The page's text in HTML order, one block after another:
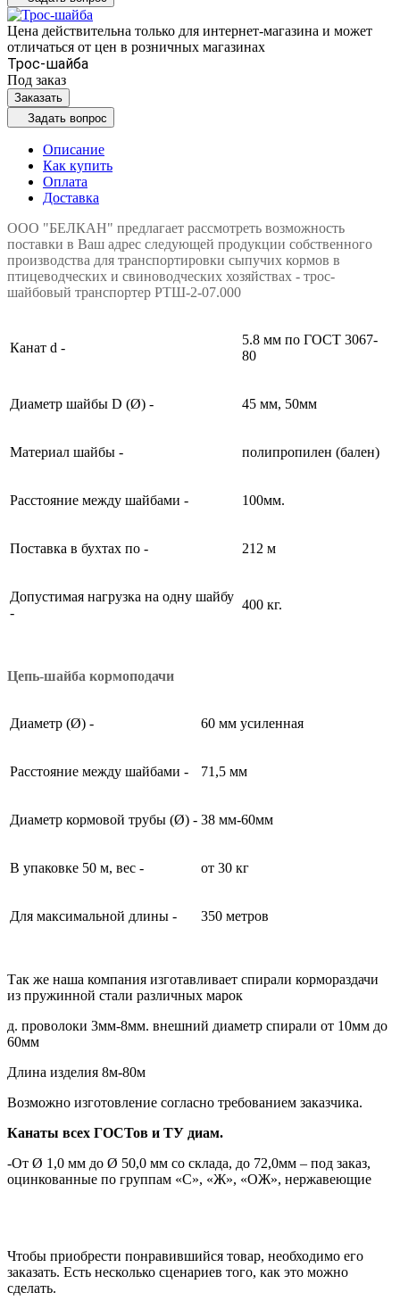
Цена действительна только для интернет-магазина и может
отличаться от цен в розничных магазинах
Трос-шайба
Под заказ
Заказать
Задать вопрос
Описание
Как купить
Оплата
Доставка
ООО "БЕЛКАН" предлагает рассмотреть возможность
поставки в Ваш адрес следующей продукции собственного
производства для транспортировки сыпучих кормов в
птицеводческих и свиноводческих хозяйствах - трос-
шайбовый транспортер РТШ-2-07.000
Канат d -
5.8 мм по ГОСТ 3067-
80
Диаметр шайбы D (Ø) - 45 мм, 50мм
Материал шайбы - полипропилен (бален)
Расстояние между шайбами - 100мм.
Поставка в бухтах по - 212 м
Допустимая нагрузка на одну шайбу
-
400 кг.
Цепь-шайба кормоподачи
Диаметр (Ø) - 60 мм усиленная
Расстояние между шайбами - 71,5 мм
Диаметр кормовой трубы (Ø) - 38 мм-60мм
В упаковке 50 м, вес - от 30 кг
Для максимальной длины - 350 метров
Так же наша компания изготавливает спирали кормораздачи
из пружинной стали различных марок
д. проволоки 3мм-8мм. внешний диаметр спирали от 10мм до
60мм
Длина изделия 8м-80м
Возможно изготовление согласно требованием заказчика.
Канаты всех ГОСТов и ТУ диам.
-От Ø 1,0 мм до Ø 50,0 мм со склада, до 72,0мм – под заказ,
оцинкованные по группам «С», «Ж», «ОЖ», нержавеющие
Чтобы приобрести понравившийся товар, необходимо его
заказать. Есть несколько сценариев того, как это можно
сделать.